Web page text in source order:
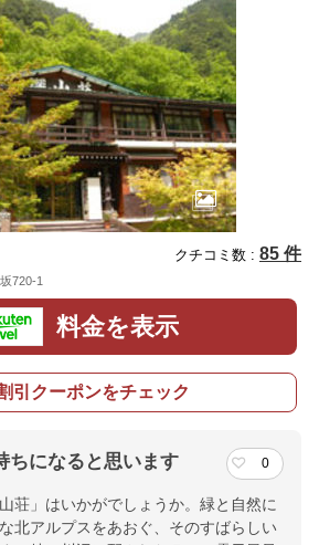
クチコミ数 : 85 件
720-1
料金を表示
引クーポンをチェック
ちになると思います 0
荘」はいかがでしょうか。緑と自然に
北アルプスをあおぐ、そのすばらしい